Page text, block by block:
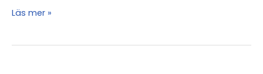
Hantera
mobil
Läs mer »